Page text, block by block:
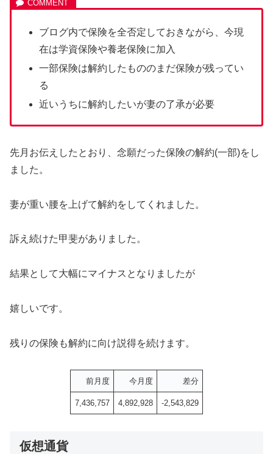
ブログ内で保険を全否定しておきながら、今現
在は学資保険や養老保険に加入
一部保険は解約したもののまだ保険が残ってい
る
近いうちに解約したいが妻の了承が必要
先月お伝えしたとおり、念願だった保険の解約(一部)をし
ました。
妻が重い腰を上げて解約をしてくれました。
訴え続けた甲斐がありました。
結果として大幅にマイナスとなりましたが
嬉しいです。
残りの保険も解約に向け説得を続けます。
前月度 今月度 差分
7,436,757 4,892,928 -2,543,829
仮想通貨